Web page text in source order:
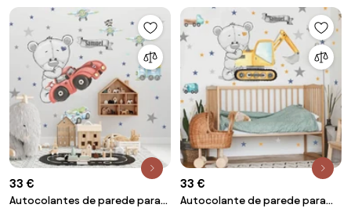
33 €
Autocolantes de parede para
33 €
Autocolante de parede para